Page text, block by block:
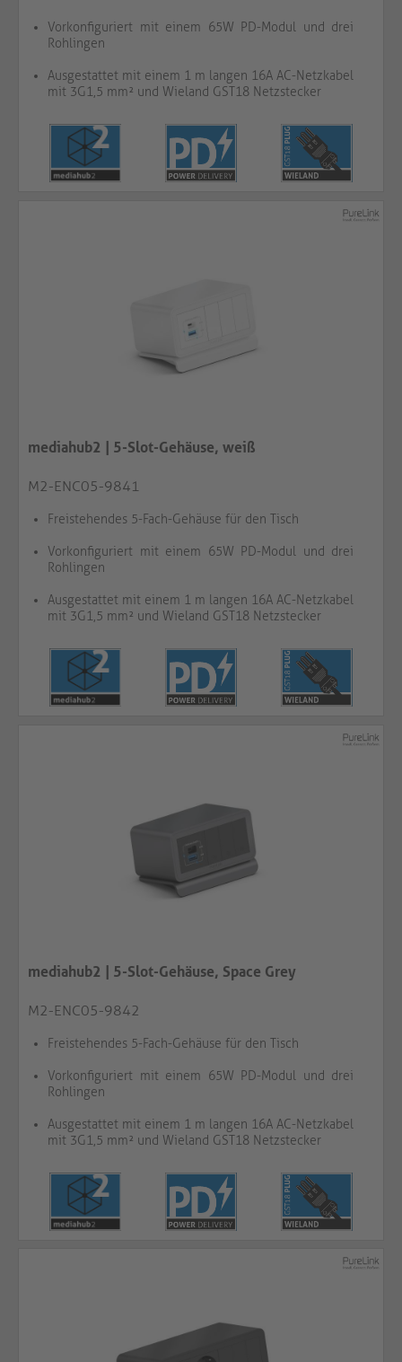
Vorkonfiguriert mit einem 65W PD-Modul und drei
Rohlingen
Ausgestattet mit einem 1 m langen 16A AC-Netzkabel
mit 3G1,5 mm² und Wieland GST18 Netzstecker
mediahub2 | 5-Slot-Gehäuse, weiß
M2-ENC05-9841
Freistehendes 5-Fach-Gehäuse für den Tisch
Vorkonfiguriert mit einem 65W PD-Modul und drei
Rohlingen
Ausgestattet mit einem 1 m langen 16A AC-Netzkabel
mit 3G1,5 mm² und Wieland GST18 Netzstecker
mediahub2 | 5-Slot-Gehäuse, Space Grey
M2-ENC05-9842
Freistehendes 5-Fach-Gehäuse für den Tisch
Vorkonfiguriert mit einem 65W PD-Modul und drei
Rohlingen
Ausgestattet mit einem 1 m langen 16A AC-Netzkabel
mit 3G1,5 mm² und Wieland GST18 Netzstecker